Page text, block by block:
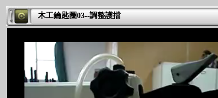
木工鑰匙圈03--調整護擋